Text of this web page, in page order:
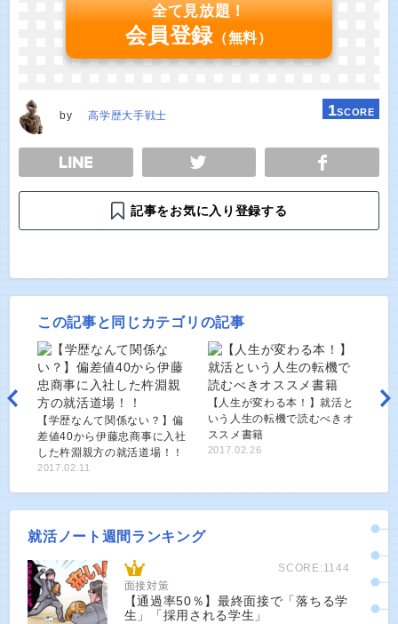
全て見放題！
会員登録 （無料）
by 高学歴大手戦士 1SCORE
TWEET
記事をお気に入り登録する
この記事と同じカテゴリの記事
【学歴なんて関係ない？】偏
差値40から伊藤忠商事に入社
した杵淵親方の就活道場！！
2017.02.11
【人生が変わる本！】就活と
いう人生の転機で読むべきオ
ススメ書籍
2017.02.26
就活ノート週間ランキング
SCORE:1144
面接対策
【通過率50％】最終面接で「落ちる学
生」「採用される学生」